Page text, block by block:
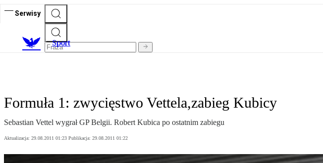
Serwisy
Sport
Formuła 1: zwycięstwo Vettela,zabieg Kubicy
Sebastian Vettel wygrał GP Belgii. Robert Kubica po ostatnim zabiegu
Aktualizacja: 29.08.2011 01:23 Publikacja: 29.08.2011 01:22